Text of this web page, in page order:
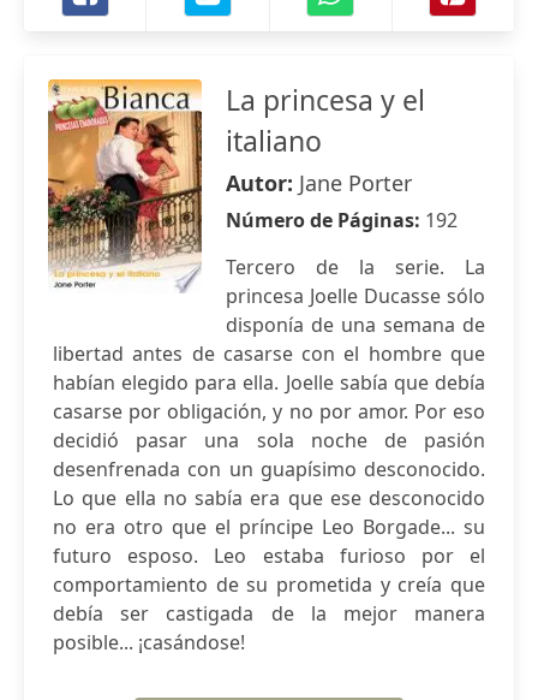
La princesa y el
italiano
Autor: Jane Porter
Número de Páginas: 192
Tercero de la serie. La
princesa Joelle Ducasse sólo
disponía de una semana de
libertad antes de casarse con el hombre que
habían elegido para ella. Joelle sabía que debía
casarse por obligación, y no por amor. Por eso
decidió pasar una sola noche de pasión
desenfrenada con un guapísimo desconocido.
Lo que ella no sabía era que ese desconocido
no era otro que el príncipe Leo Borgade... su
futuro esposo. Leo estaba furioso por el
comportamiento de su prometida y creía que
debía ser castigada de la mejor manera
posible... ¡casándose!